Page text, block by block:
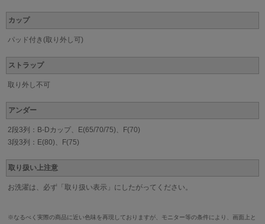
カップ
パッド付き(取り外し可)
ストラップ
取り外し不可
アンダー
2段3列：B-Dカップ、E(65/70/75)、F(70)
3段3列：E(80)、F(75)
取り扱い上注意
お洗濯は、必ず「取り扱い表示」にしたがってください。
※なるべく実際の商品に近い色味を再現しておりますが、モニター等の条件により、画面上と